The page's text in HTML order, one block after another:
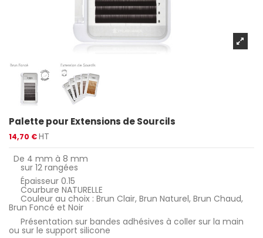
Palette pour Extensions de Sourcils
14,70 €HT
De 4 mm à 8 mm
sur 12 rangées
Épaisseur 0.15
Courbure NATURELLE
Couleur au choix : Brun Clair, Brun Naturel, Brun Chaud,
Brun Foncé et Noir
Présentation sur bandes adhésives à coller sur la main
ou sur le support silicone